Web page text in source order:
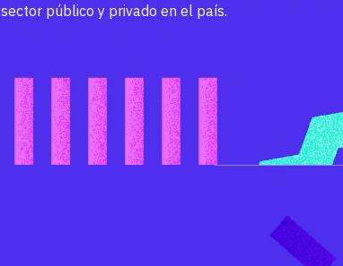
sector público y privado en el país.